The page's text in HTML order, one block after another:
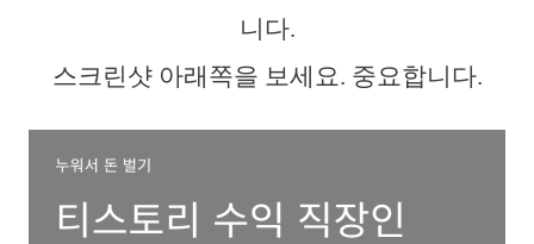
니다.
스크린샷 아래쪽을 보세요. 중요합니다.